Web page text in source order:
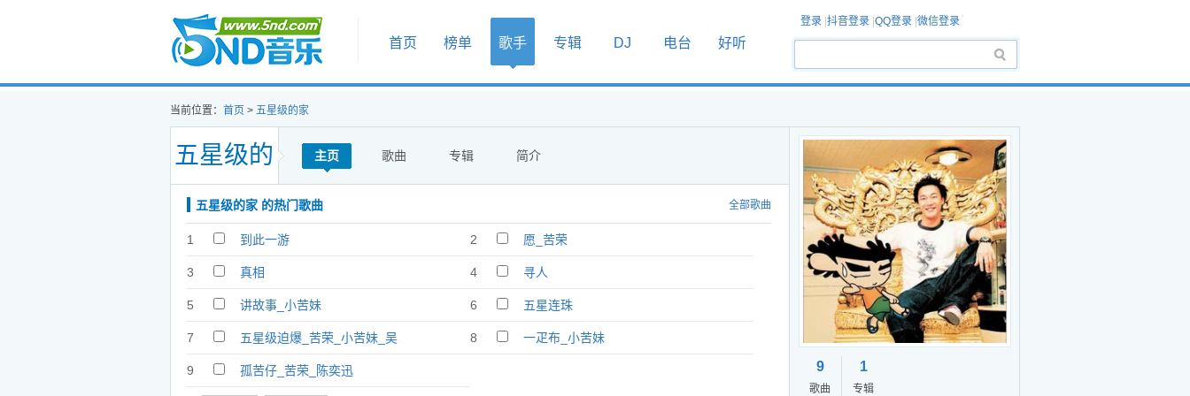
首页
首页 榜单 歌手 专辑 DJ 电台 好听
登录 抖音登录 QQ登录 微信登录
当前位置： 首页 > 五星级的家
五星级的
家
主页 歌曲 专辑 简介
五星级的家 的热门歌曲 全部歌曲
1 到此一游 2 愿_苦荣
3 真相 4 寻人
5 讲故事_小苦妹 6 五星连珠
7
五星级迫爆_苦荣_小苦妹_吴
8 一疋布_小苦妹
9 孤苦仔_苦荣_陈奕迅 9
歌曲
1
专辑